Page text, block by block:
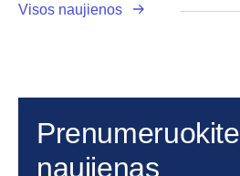
Visos naujienos
Prenumeruokite
naujienas